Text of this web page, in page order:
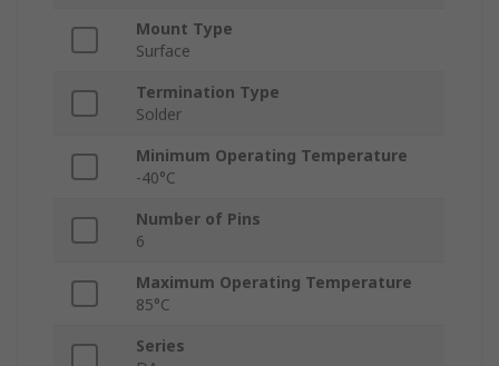
Mount Type
Surface
Termination Type
Solder
Minimum Operating Temperature
-40°C
Number of Pins
6
Maximum Operating Temperature
85°C
Series